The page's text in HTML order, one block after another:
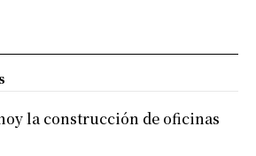
la construcción de oficinas